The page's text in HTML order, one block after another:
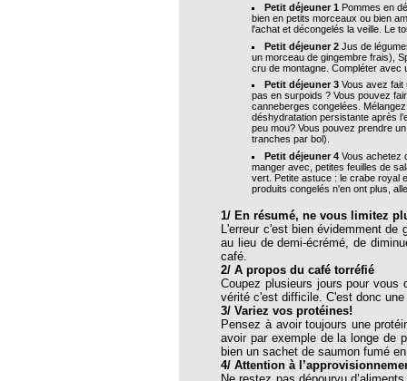
Petit déjeuner 1 Pommes en
bien en petits morceaux ou bien
l'achat et décongelés la veille. Le
Petit déjeuner 2 Jus de
un morceau de gingembre frais),
cru de montagne. Compléter avec
Petit déjeuner 3 Vous avez fait
pas en surpoids ? Vous pouvez
canneberges congelées.
déshydratation persistante après
peu mou? Vous pouvez prendre
tranches par bol).
Petit déjeuner 4 Vous achetez
manger avec, petites feuilles de
vert. Petite astuce : le crabe royal
produits congelés n'en ont plus,
1/ En résumé, ne vous limitez
L'erreur c'est bien évidemment
au lieu de demi-écrémé, de
café.
2/ A propos du café torréfié
Coupez plusieurs jours pour vous
vérité c'est difficile. C'est donc
3/ Variez vos protéines!
Pensez à avoir toujours une
avoir par exemple de la longe de
bien un sachet de saumon fumé
4/ Attention à